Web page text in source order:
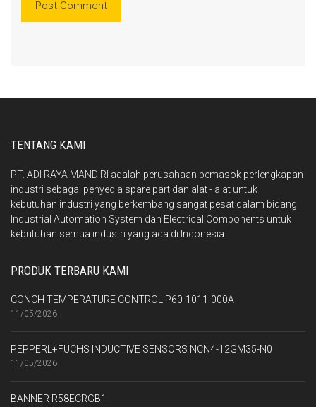
TENTANG KAMI
PT. ADI RAYA MANDIRI adalah perusahaan pemasok perlengkapan
industri sebagai penyedia spare part dan alat - alat untuk
kebutuhan industri yang berkembang sangat pesat dalam bidang
Industrial Automation System dan Electrical Components untuk
kebutuhan semua industri yang ada di Indonesia.
PRODUK TERBARU KAMI
CONCH TEMPERATURE CONTROL P60-1011-000A
11/05/2026
PEPPERL+FUCHS INDUCTIVE SENSORS NCN4-12GM35-N0
11/05/2026
BANNER R58ECRGB1